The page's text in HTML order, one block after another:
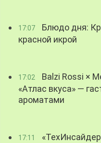
17:07
Блюдо дня:
красной икрой
17:02
Balzi Rossi ×
«Атлас вкуса» —
ароматами
17:11